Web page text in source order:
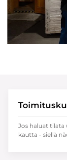
Jos haluat tilata
kautta - siellä